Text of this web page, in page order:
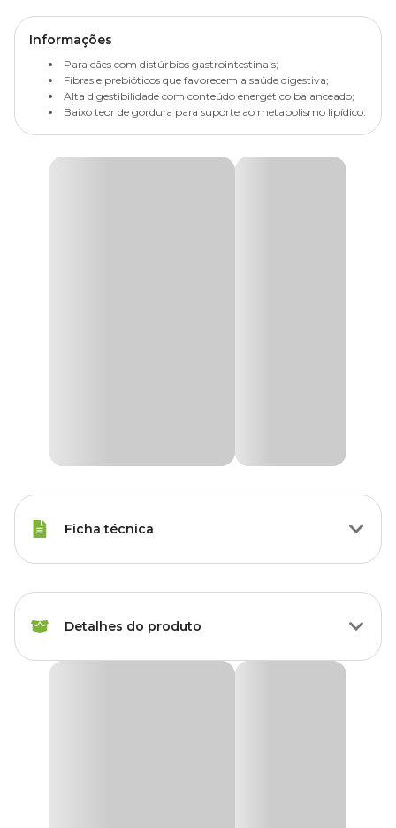
Informações
Para cães com distúrbios gastrointestinais;
Fibras e prebióticos que favorecem a saúde digestiva;
Alta digestibilidade com conteúdo energético balanceado;
Baixo teor de gordura para suporte ao metabolismo lipídico.
Ficha técnica
Tipo da Ração Super Premium
Detalhes do produto